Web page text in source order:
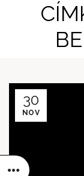
30
NOV